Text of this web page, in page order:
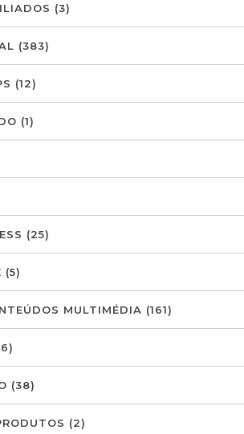
(3)
(383)
(12)
(1)
(25)
(5)
MULTIMÉDIA (161)
(38)
(2)